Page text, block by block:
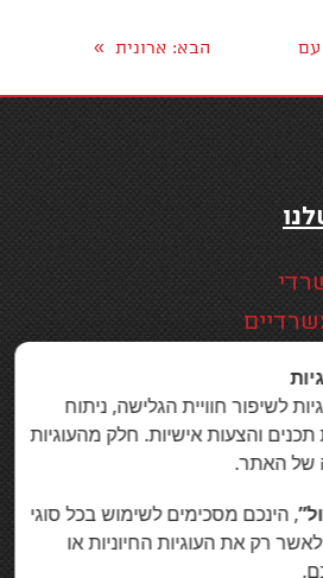
עם
הבא: ארונית »
משרד
מתכווננים
למשרד
ישיבות
לשיפור חוויית הגלישה, ניתוח
והצעות אישיות. חלק מהעוגיות
של האתר.
, הינכם מסכימים לשימוש בכל סוגי
רק את העוגיות החיוניות או